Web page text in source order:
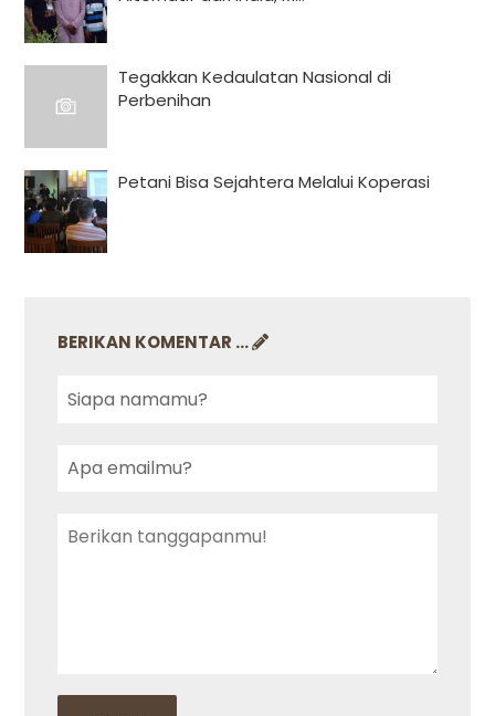
Tegakkan Kedaulatan Nasional di
Perbenihan
Petani Bisa Sejahtera Melalui Koperasi
BERIKAN KOMENTAR ...